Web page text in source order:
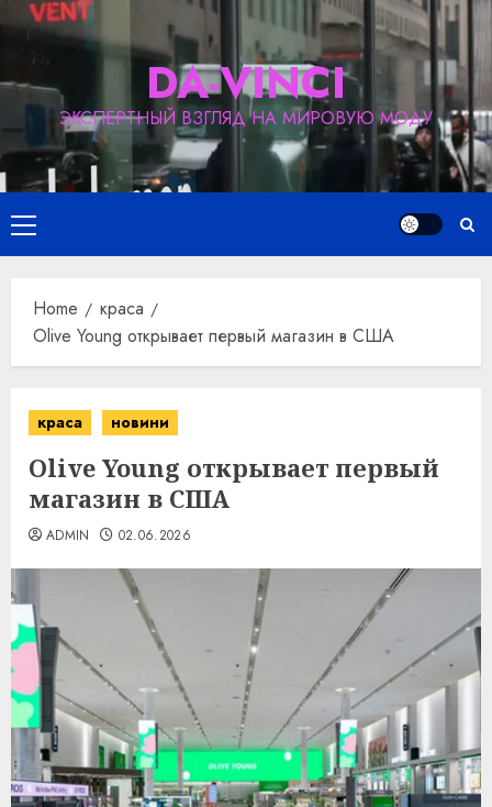
Skip
content
DA-VINCI
ЭКСПЕРТНЫЙ ВЗГЛЯД НА МИРОВУЮ МОДУ
Primary
Menu
Home
краса
Olive Young открывает первый магазин в США
краса новини
Olive Young открывает первый
магазин в США
ADMIN 02.06.2026